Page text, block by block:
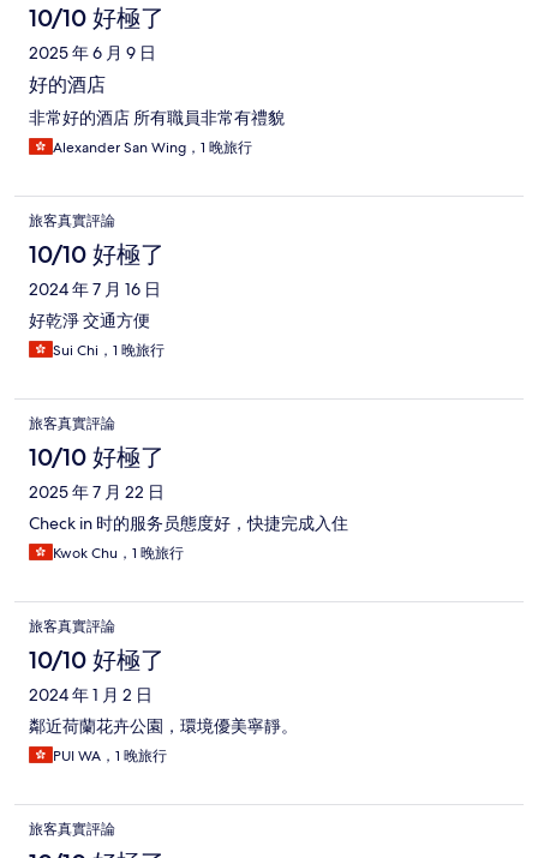
10/10 好極了
2025 年 6 月 9 日
好的酒店
非常好的酒店 所有職員非常有禮貌
Alexander San Wing，1 晚旅行
旅客真實評論
10/10 好極了
2024 年 7 月 16 日
好乾淨 交通方便
Sui Chi，1 晚旅行
旅客真實評論
10/10 好極了
2025 年 7 月 22 日
Check in 时的服务员態度好，快捷完成入住
Kwok Chu，1 晚旅行
旅客真實評論
10/10 好極了
2024 年 1 月 2 日
鄰近荷蘭花卉公園，環境優美寧靜。
PUI WA，1 晚旅行
旅客真實評論